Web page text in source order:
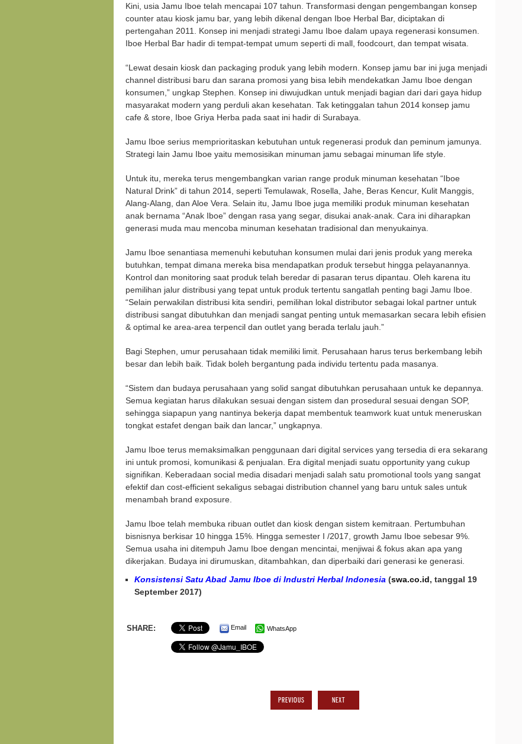
Kini, usia Jamu Iboe telah mencapai 107 tahun. Transformasi dengan pengembangan konsep
counter atau kiosk jamu bar, yang lebih dikenal dengan Iboe Herbal Bar, diciptakan di
pertengahan 2011. Konsep ini menjadi strategi Jamu Iboe dalam upaya regenerasi konsumen.
Iboe Herbal Bar hadir di tempat-tempat umum seperti di mall, foodcourt, dan tempat wisata.
“Lewat desain kiosk dan packaging produk yang lebih modern. Konsep jamu bar ini juga menjadi
channel distribusi baru dan sarana promosi yang bisa lebih mendekatkan Jamu Iboe dengan
konsumen,” ungkap Stephen. Konsep ini diwujudkan untuk menjadi bagian dari dari gaya hidup
masyarakat modern yang perduli akan kesehatan. Tak ketinggalan tahun 2014 konsep jamu
cafe & store, Iboe Griya Herba pada saat ini hadir di Surabaya.
Jamu Iboe serius memprioritaskan kebutuhan untuk regenerasi produk dan peminum jamunya.
Strategi lain Jamu Iboe yaitu memosisikan minuman jamu sebagai minuman life style.
Untuk itu, mereka terus mengembangkan varian range produk minuman kesehatan “Iboe
Natural Drink” di tahun 2014, seperti Temulawak, Rosella, Jahe, Beras Kencur, Kulit Manggis,
Alang-Alang, dan Aloe Vera. Selain itu, Jamu Iboe juga memiliki produk minuman kesehatan
anak bernama “Anak Iboe” dengan rasa yang segar, disukai anak-anak. Cara ini diharapkan
generasi muda mau mencoba minuman kesehatan tradisional dan menyukainya.
Jamu Iboe senantiasa memenuhi kebutuhan konsumen mulai dari jenis produk yang mereka
butuhkan, tempat dimana mereka bisa mendapatkan produk tersebut hingga pelayanannya.
Kontrol dan monitoring saat produk telah beredar di pasaran terus dipantau. Oleh karena itu
pemilihan jalur distribusi yang tepat untuk produk tertentu sangatlah penting bagi Jamu Iboe.
“Selain perwakilan distribusi kita sendiri, pemilihan lokal distributor sebagai lokal partner untuk
distribusi sangat dibutuhkan dan menjadi sangat penting untuk memasarkan secara lebih efisien
& optimal ke area-area terpencil dan outlet yang berada terlalu jauh.”
Bagi Stephen, umur perusahaan tidak memiliki limit. Perusahaan harus terus berkembang lebih
besar dan lebih baik. Tidak boleh bergantung pada individu tertentu pada masanya.
“Sistem dan budaya perusahaan yang solid sangat dibutuhkan perusahaan untuk ke depannya.
Semua kegiatan harus dilakukan sesuai dengan sistem dan prosedural sesuai dengan SOP,
sehingga siapapun yang nantinya bekerja dapat membentuk teamwork kuat untuk meneruskan
tongkat estafet dengan baik dan lancar,” ungkapnya.
Jamu Iboe terus memaksimalkan penggunaan dari digital services yang tersedia di era sekarang
ini untuk promosi, komunikasi & penjualan. Era digital menjadi suatu opportunity yang cukup
signifikan. Keberadaan social media disadari menjadi salah satu promotional tools yang sangat
efektif dan cost-efficient sekaligus sebagai distribution channel yang baru untuk sales untuk
menambah brand exposure.
Jamu Iboe telah membuka ribuan outlet dan kiosk dengan sistem kemitraan. Pertumbuhan
bisnisnya berkisar 10 hingga 15%. Hingga semester I /2017, growth Jamu Iboe sebesar 9%.
Semua usaha ini ditempuh Jamu Iboe dengan mencintai, menjiwai & fokus akan apa yang
dikerjakan. Budaya ini dirumuskan, ditambahkan, dan diperbaiki dari generasi ke generasi.
Konsistensi Satu Abad Jamu Iboe di Industri Herbal Indonesia (swa.co.id, tanggal 19
September 2017)
SHARE: Email WhatsApp
PREVIOUS NEXT